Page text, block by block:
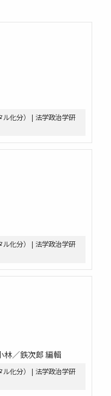
化分） | 法学政治学研
化分） | 法学政治学研
林／鉄次郎 編輯
化分） | 法学政治学研